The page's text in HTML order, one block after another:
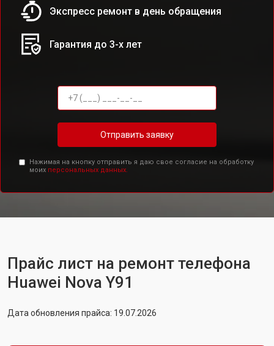
Экспресс ремонт в день обращения
Гарантия до 3-х лет
Отправить заявку
Нажимая на кнопку отправить я даю свое согласие на обработку
моих персональных данных.
Прайс лист на ремонт телефона
Huawei Nova Y91
Дата обновления прайса: 19.07.2026